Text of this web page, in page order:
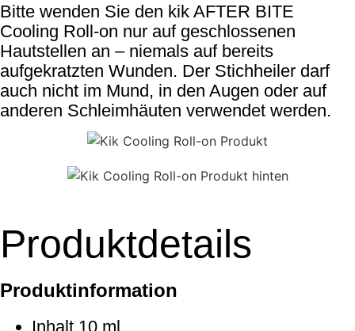
Bitte wenden Sie den kik AFTER BITE
Cooling Roll-on nur auf geschlossenen
Hautstellen an – niemals auf bereits
aufgekratzten Wunden. Der Stichheiler darf
auch nicht im Mund, in den Augen oder auf
anderen Schleimhäuten verwendet werden.
Produktdetails​
Produktinformation
Inhalt 10 ml